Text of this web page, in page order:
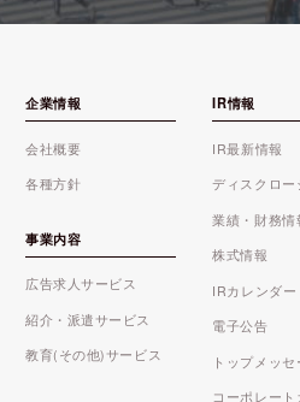
企業情報
会社概要
各種方針
事業内容
広告求人サービス
紹介・派遣サービス
教育(その他)サービス
IR情報
IR最新情報
ディスクロー
業績・財務情
株式情報
IRカレンダー
電子公告
トップメッセ
コーポレート